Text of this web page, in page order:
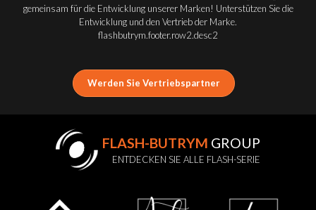
gemeinsam für die Entwicklung unserer Marken! Unterstützen Sie die
Entwicklung und den Vertrieb der Marke.
flashbutrym.footer.row2.desc2
Werden Sie Vertriebspartner
FLASH-BUTRYM GROUP
ENTDECKEN SIE ALLE FLASH-SERIE